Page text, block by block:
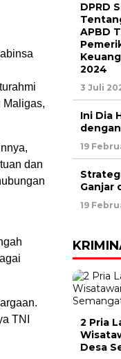
Maligas,
dan
TNI
DPRD
APBD
2024
3 Juli
Ini Dia
19
Ganjar
19
2 Pria
Desa